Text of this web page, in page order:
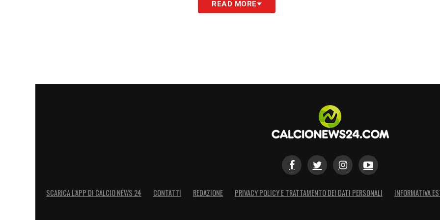
tramite il sito ufficiale o sull’app scaricabile su Pc, tablet e smartphone.
Partite oggi, stasera e domani: guida alla Diretta TVper il programma
READ MORE
SCARICA L’APP DI CALCIO NEWS 24 CONTATTI REDAZIONE PRIVACY POLICY E TRATTAMENTO DEI DATI PERSONALI INFORMATIVA